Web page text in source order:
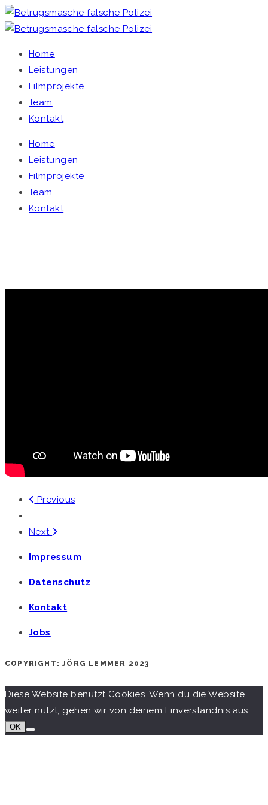
Home
Leistungen
Filmprojekte
Team
Kontakt
Home
Leistungen
Filmprojekte
Team
Kontakt
Previous
Next
Impressum
Datenschutz
Kontakt
Jobs
COPYRIGHT: JÖRG LEMMER 2023
Diese Website benutzt Cookies. Wenn du die Website
weiter nutzt, gehen wir von deinem Einverständnis aus.
OK